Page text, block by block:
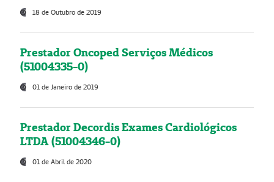
18 de Outubro de 2019
Prestador Oncoped Serviços Médicos
(51004335-0)
01 de Janeiro de 2019
Prestador Decordis Exames Cardiológicos
LTDA (51004346-0)
01 de Abril de 2020